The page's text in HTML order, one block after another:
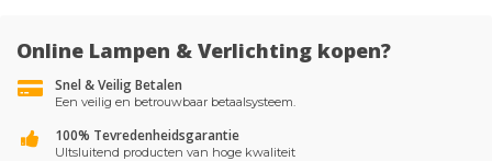
Online Lampen & Verlichting kopen?
Snel & Veilig Betalen
Een veilig en betrouwbaar betaalsysteem.
100% Tevredenheidsgarantie
UItsluitend producten van hoge kwaliteit